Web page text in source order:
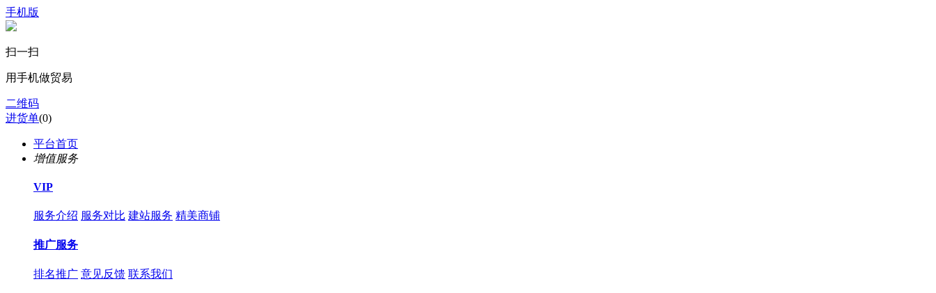
手机版
扫一扫
用手机做贸易
二维码
进货单(0)
平台首页
增值服务
VIP
服务介绍 服务对比 建站服务 精美商铺
推广服务
排名推广 意见反馈 联系我们